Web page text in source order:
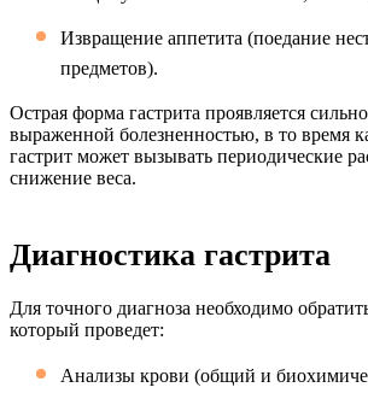
Извращение аппетита (поедание
предметов).
Острая форма гастрита проявляется
выраженной болезненностью, в то время
гастрит может вызывать периодические
снижение веса.
Диагностика гастрита
Для точного диагноза необходимо
который проведет:
Анализы крови (общий и